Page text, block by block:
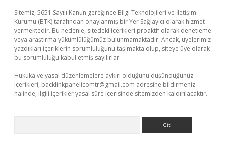
Sitemiz, 5651 Sayılı Kanun gereğince Bilgi Teknolojileri ve İletişim
Kurumu (BTK) tarafından onaylanmış bir Yer Sağlayıcı olarak hizmet
vermektedir. Bu nedenle, sitedeki içerikleri proaktif olarak denetleme
veya araştırma yükümlülüğümüz bulunmamaktadır. Ancak, üyelerimiz
yazdıkları içeriklerin sorumluluğunu taşımakta olup, siteye üye olarak
bu sorumluluğu kabul etmiş sayılırlar.
Hukuka ve yasal düzenlemelere aykırı olduğunu düşündüğünüz
içerikleri, backlinkpanelicomtr@gmail.com adresine bildirmeniz
halinde, ilgili içerikler yasal süre içerisinde sitemizden kaldırılacaktır.